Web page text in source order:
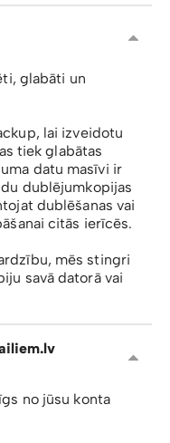
glabāti un
lai izveidotu
tiek glabātas
datu masīvi ir
dublējumkopijas
dublēšanas vai
citās ierīcēs.
mēs stingri
savā datorā vai
no jūsu konta